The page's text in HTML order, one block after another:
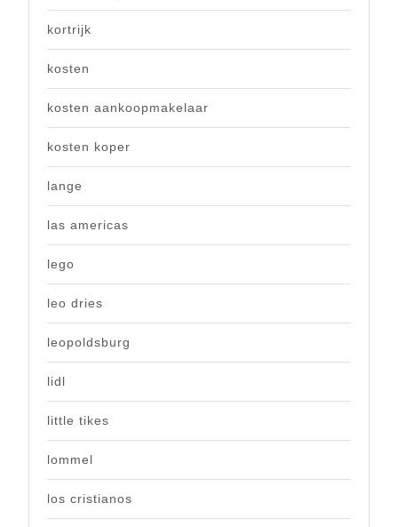
kortrijk
kosten
kosten aankoopmakelaar
kosten koper
lange
las americas
lego
leo dries
leopoldsburg
lidl
little tikes
lommel
los cristianos